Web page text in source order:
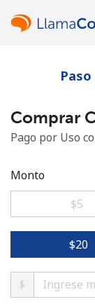
¿Ya
Comprar
Pago por Uso
Monto
⁦$5⁩
⁦$20⁩
$